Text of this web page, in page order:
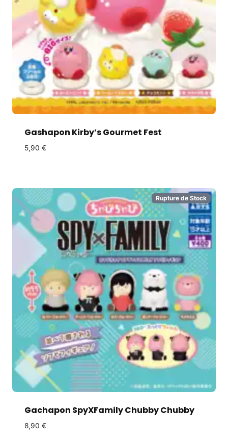
Gashapon Kirby’s Gourmet Fest
5,90 €
Rupture de Stock
Gachapon SpyXFamily Chubby Chubby
8,90 €